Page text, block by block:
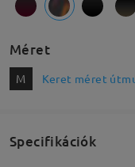
Méret
M Keret méret
Specifikációk